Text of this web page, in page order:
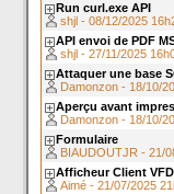
Run curl.exe API
shjl - 08/12/2025
API envoi de PDF
shjl - 27/11/2025
Attaquer une base
Damonzon - 18/10/
Aperçu avant
Damonzon - 18/10/
Formulaire
BIAUDOUTJR - 21/
Afficheur Client
Aimé - 21/07/2025